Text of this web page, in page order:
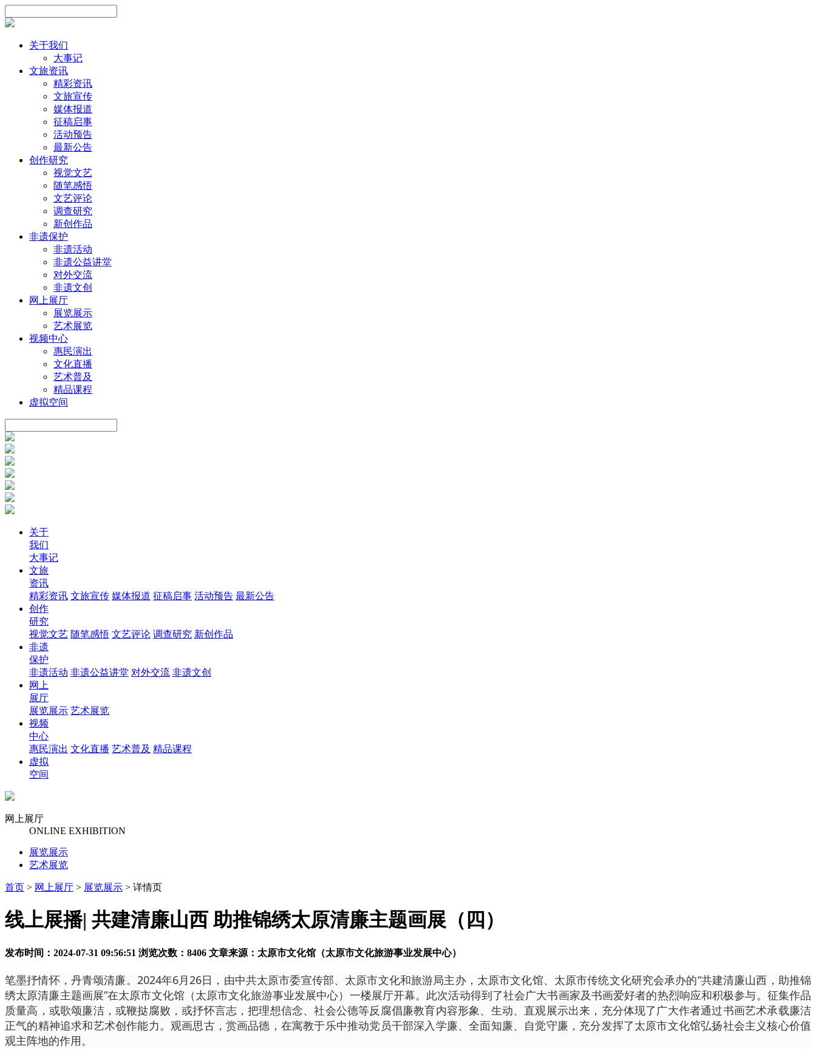
关于我们
大事记
文旅资讯
精彩资讯
文旅宣传
媒体报道
征稿启事
活动预告
最新公告
创作研究
视觉文艺
随笔感悟
文艺评论
调查研究
新创作品
非遗保护
非遗活动
非遗公益讲堂
对外交流
非遗文创
网上展厅
展览展示
艺术展览
视频中心
惠民演出
文化直播
艺术普及
精品课程
虚拟空间
关于
我们
大事记
文旅
资讯
精彩资讯 文旅宣传 媒体报道 征稿启事 活动预告 最新公告
创作
研究
视觉文艺 随笔感悟 文艺评论 调查研究 新创作品
非遗
保护
非遗活动 非遗公益讲堂 对外交流 非遗文创
网上
展厅
展览展示 艺术展览
视频
中心
惠民演出 文化直播 艺术普及 精品课程
虚拟
空间
网上展厅
ONLINE EXHIBITION
展览展示
艺术展览
首页 > 网上展厅 > 展览展示 > 详情页
线上展播| 共建清廉山西 助推锦绣太原清廉主题画展（四）
发布时间：2024-07-31 09:56:51 浏览次数：8406 文章来源：太原市文化馆（太原市文化旅游事业发展中心）
笔墨抒情怀，丹青颂清廉。2024年6月26日，由中共太原市委宣传部、太原市文化和旅游局主办，太原市文化馆、太原市传统文化研究会承办的“共建清廉山西，助推锦
绣太原清廉主题画展”在太原市文化馆（太原市文化旅游事业发展中心）一楼展厅开幕。此次活动得到了社会广大书画家及书画爱好者的热烈响应和积极参与。征集作品
质量高，或歌颂廉洁，或鞭挞腐败，或抒怀言志，把理想信念、社会公德等反腐倡廉教育内容形象、生动、直观展示出来，充分体现了广大作者通过书画艺术承载廉洁
正气的精神追求和艺术创作能力。观画思古，赏画品德，在寓教于乐中推动党员干部深入学廉、全面知廉、自觉守廉，充分发挥了太原市文化馆弘扬社会主义核心价值
观主阵地的作用。